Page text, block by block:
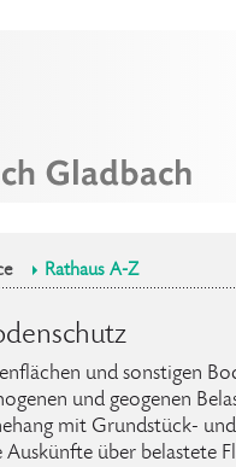
Rathaus A-Z
und sonstigen
und geogenen
mit Grundstück-
über belastete